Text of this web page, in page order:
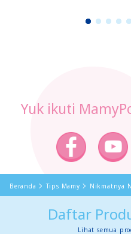
1 2 3 4 5
Yuk ikuti
Beranda Tips Mamy Nikmatnya
Daftar
Lihat semua